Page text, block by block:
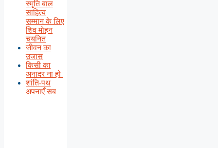
स्मृति बाल
साहित्य
सम्मान के लिए
शिव मोहन
चयनित
जीवन का
उजास
किसी का
अनादर ना हो
शांति-पथ
अपनाएँ सब